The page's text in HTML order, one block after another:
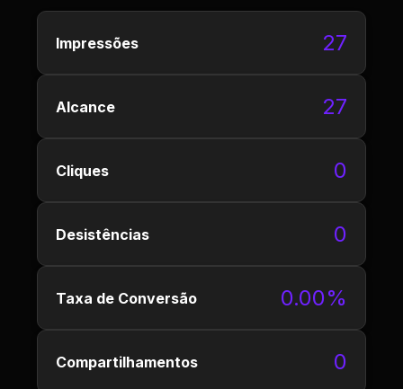
Impressões 27
Alcance 27
Cliques 0
Desistências 0
Taxa de Conversão 0.00%
Compartilhamentos 0